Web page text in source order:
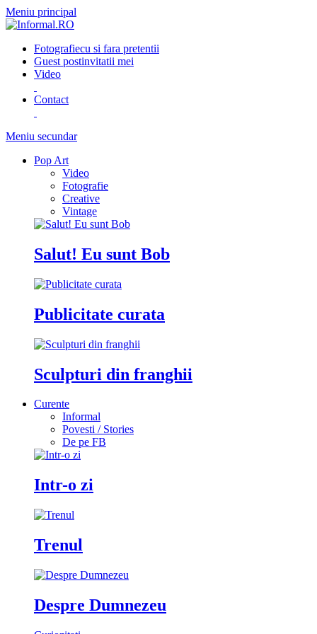
Meniu principal
Fotografiecu si fara pretentii
Guest postinvitatii mei
Video
Contact
Meniu secundar
Pop Art
Video
Fotografie
Creative
Vintage
Salut! Eu sunt Bob
Publicitate curata
Sculpturi din franghii
Curente
Informal
Povesti / Stories
De pe FB
Intr-o zi
Trenul
Despre Dumnezeu